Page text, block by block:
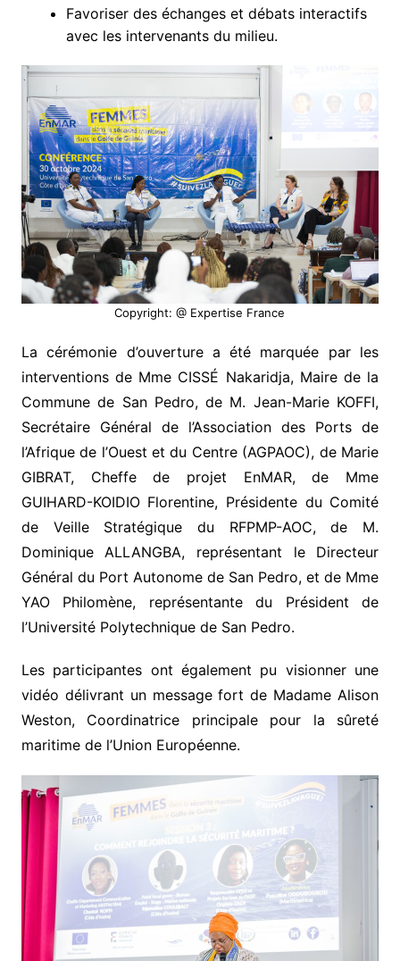
Favoriser des échanges et débats interactifs
avec les intervenants du milieu.
Copyright: @ Expertise France
La cérémonie d’ouverture a été marquée par les
interventions de Mme CISSÉ Nakaridja, Maire de la
Commune de San Pedro, de M. Jean-Marie KOFFI,
Secrétaire Général de l’Association des Ports de
l’Afrique de l’Ouest et du Centre (AGPAOC), de Marie
GIBRAT, Cheffe de projet EnMAR, de Mme
GUIHARD-KOIDIO Florentine, Présidente du Comité
de Veille Stratégique du RFPMP-AOC, de M.
Dominique ALLANGBA, représentant le Directeur
Général du Port Autonome de San Pedro, et de Mme
YAO Philomène, représentante du Président de
l’Université Polytechnique de San Pedro.
Les participantes ont également pu visionner une
vidéo délivrant un message fort de Madame Alison
Weston, Coordinatrice principale pour la sûreté
maritime de l’Union Européenne.